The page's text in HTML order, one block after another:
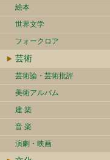
絵本
世界文学
フォークロア
芸術
芸術論・芸術批評
美術アルバム
建 築
音 楽
演劇・映画